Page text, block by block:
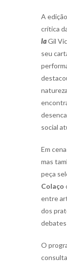
A
crítica
laGil
seu
social
Em
mas
peça
Colaço
entre
dos
O